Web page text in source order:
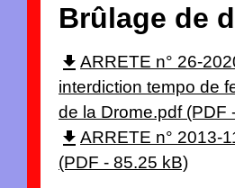
Brûlage de
file_download ARRETE n° 26-
interdiction tempo de
de la Drome.pdf (PDF
file_download ARRETE n° 2013-
(PDF - 85.25 kB)